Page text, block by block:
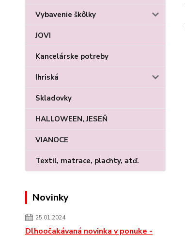
Vybavenie škôlky
JOVI
Kancelárske potreby
Ihriská
Skladovky
HALLOWEEN, JESEŇ
VIANOCE
Textil, matrace, plachty, atď.
Novinky
25.01.2024
Dlhoočakávaná novinka v ponuke -